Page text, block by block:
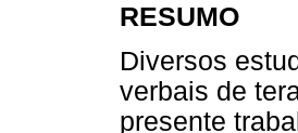
RESUMO
Diversos
verbais de
presente